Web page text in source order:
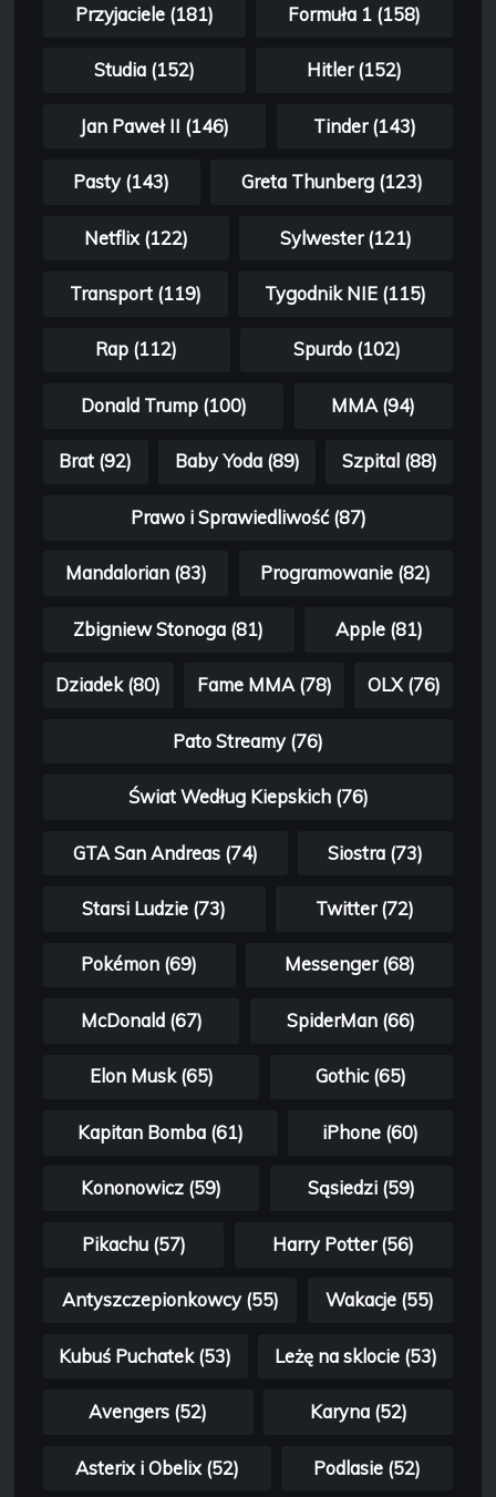
Przyjaciele (181) Formuła 1 (158)
Studia (152) Hitler (152)
Jan Paweł II (146) Tinder (143)
Pasty (143) Greta Thunberg (123)
Netflix (122) Sylwester (121)
Transport (119) Tygodnik NIE (115)
Rap (112) Spurdo (102)
Donald Trump (100) MMA (94)
Brat (92) Baby Yoda (89) Szpital (88)
Prawo i Sprawiedliwość (87)
Mandalorian (83) Programowanie (82)
Zbigniew Stonoga (81) Apple (81)
Dziadek (80) Fame MMA (78) OLX (76)
Pato Streamy (76)
Świat Według Kiepskich (76)
GTA San Andreas (74) Siostra (73)
Starsi Ludzie (73) Twitter (72)
Pokémon (69) Messenger (68)
McDonald (67) SpiderMan (66)
Elon Musk (65) Gothic (65)
Kapitan Bomba (61) iPhone (60)
Kononowicz (59) Sąsiedzi (59)
Pikachu (57) Harry Potter (56)
Antyszczepionkowcy (55) Wakacje (55)
Kubuś Puchatek (53) Leżę na sklocie (53)
Avengers (52) Karyna (52)
Asterix i Obelix (52) Podlasie (52)